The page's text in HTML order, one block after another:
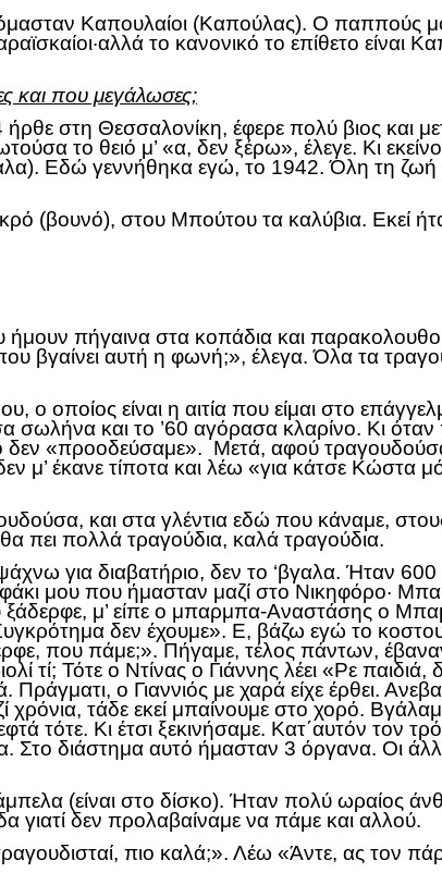
Καπουλαίοι (Καπούλας). Ο παππούς
το κανονικό το επίθετο είναι
και που μεγάλωσες;
στη Θεσσαλονίκη, έφερε πολύ βιος και
το θειό μ’ «α, δεν ξέρω», έλεγε. Κι
Εδώ γεννήθηκα εγώ, το 1942. Όλη τη ζωή
(βουνό), στου Μπούτου τα καλύβια. Εκεί
ήμουν πήγαινα στα κοπάδια και
βγαίνει αυτή η φωνή;», έλεγα. Όλα τα
ο οποίος είναι η αιτία που είμαι στο
σωλήνα και το ’60 αγόρασα κλαρίνο. Κι
δεν «προοδεύσαμε». Μετά, αφού
μ’ έκανε τίποτα και λέω «για κάτσε Κώστα
και στα γλέντια εδώ που κάναμε,
πει πολλά τραγούδια, καλά τραγούδια.
για διαβατήριο, δεν το ‘βγαλα. Ήταν
μου που ήμασταν μαζί στο Νικηφόρο·
ξάδερφε, μ’ είπε ο μπαρμπα-Αναστάσης ο
δεν έχουμε». Ε, βάζω εγώ το
που πάμε;». Πήγαμε, τέλος πάντων,
Τότε ο Ντίνας ο Γιάννης λέει «Ρε
Πράγματι, ο Γιαννιός με χαρά είχε έρθει.
τάδε εκεί μπαίνουμε στο χορό.
τότε. Κι έτσι ξεκινήσαμε. Κατ΄αυτόν τον
Στο διάστημα αυτό ήμασταν 3 όργανα. Οι
(είναι στο δίσκο). Ήταν πολύ ωραίος
γιατί δεν προλαβαίναμε να πάμε και αλλού.
πιο καλά;». Λέω «Άντε, ας τον